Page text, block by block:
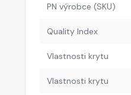
PN výrobce (SKU)
Quality Index
Vlastnosti krytu
Vlastnosti krytu